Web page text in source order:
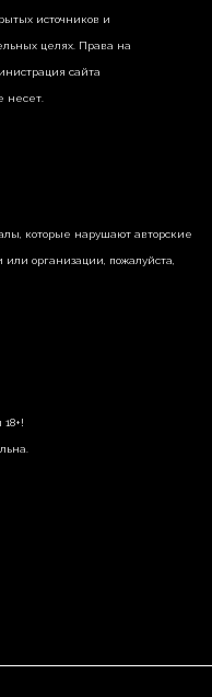
источников и
целях. Права на
сайта
несет.
которые нарушают авторские
организации, пожалуйста,